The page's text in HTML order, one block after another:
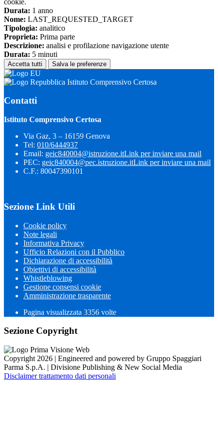
Durata: 1 anno
Nome: LAST_REQUESTED_TARGET
Tipologia: analitico
Proprieta: Prima parte
Descrizione: analisi e profilazione navigazione utente
Durata: 5 minuti
Accetta tutti Salva le preferenze
Istituto Comprensivo Certosa
Contatti
Istituto Comprensivo Certosa
Via Gaz, 3 – 16159 Genova
Tel: 010/6444937
Email: geic840004@istruzione.itLink per inviare una mail
PEC: geic840004@pec.istruzione.itLink per inviare una mail
C.F.: 80047390101
Sezione Link Utili
Cookie policy
Note legali
Informativa Privacy
Ufficio Relazioni con il Pubblico
Dichiarazione di accessibilità
Obiettivi di accessibilità
Whistleblowing
Gestione consensi cookie
Amministrazione trasparente
Pagina visualizzata 3356 volte
Sezione Copyright
Copyright 2026 | Engineered and powered by Gruppo Spaggiari
Parma S.p.A. | Divisione Publishing & New Social Media
Disclaimer trattamento dati personali